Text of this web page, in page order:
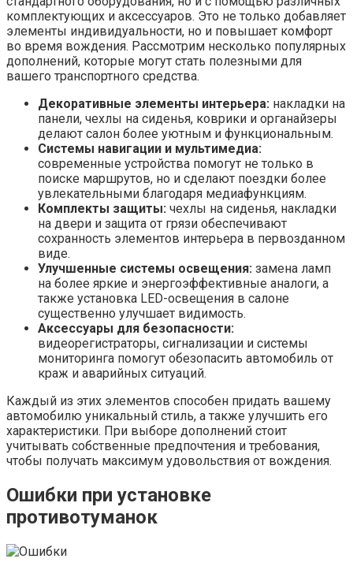
комплектующих и аксессуаров. Это не только добавляет
элементы индивидуальности, но и повышает комфорт
во время вождения. Рассмотрим несколько популярных
дополнений, которые могут стать полезными для
вашего транспортного средства.
Декоративные элементы интерьера: накладки на
панели, чехлы на сиденья, коврики и органайзеры
делают салон более уютным и функциональным.
Системы навигации и мультимедиа:
современные устройства помогут не только в
поиске маршрутов, но и сделают поездки более
увлекательными благодаря медиафункциям.
Комплекты защиты: чехлы на сиденья, накладки
на двери и защита от грязи обеспечивают
сохранность элементов интерьера в первозданном
виде.
Улучшенные системы освещения: замена ламп
на более яркие и энергоэффективные аналоги, а
также установка LED-освещения в салоне
существенно улучшает видимость.
Аксессуары для безопасности:
видеорегистраторы, сигнализации и системы
мониторинга помогут обезопасить автомобиль от
краж и аварийных ситуаций.
Каждый из этих элементов способен придать вашему
автомобилю уникальный стиль, а также улучшить его
характеристики. При выборе дополнений стоит
учитывать собственные предпочтения и требования,
чтобы получать максимум удовольствия от вождения.
Ошибки при установке
противотуманок